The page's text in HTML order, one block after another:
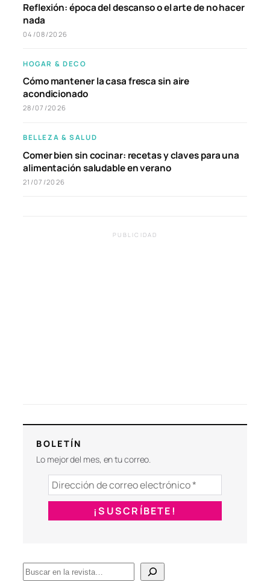
Reflexión: época del descanso o el arte de no hacer
nada
04/08/2026
HOGAR & DECO
Cómo mantener la casa fresca sin aire
acondicionado
28/07/2026
BELLEZA & SALUD
Comer bien sin cocinar: recetas y claves para una
alimentación saludable en verano
21/07/2026
PUBLICIDAD
BOLETÍN
Lo mejor del mes, en tu correo.
B